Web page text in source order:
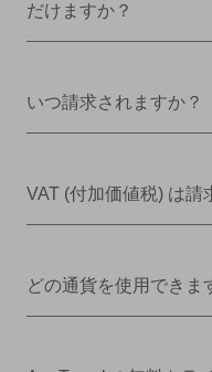
だけますか？
いつ請求されますか？
VAT (付加価値税) は請
どの通貨を使用できま